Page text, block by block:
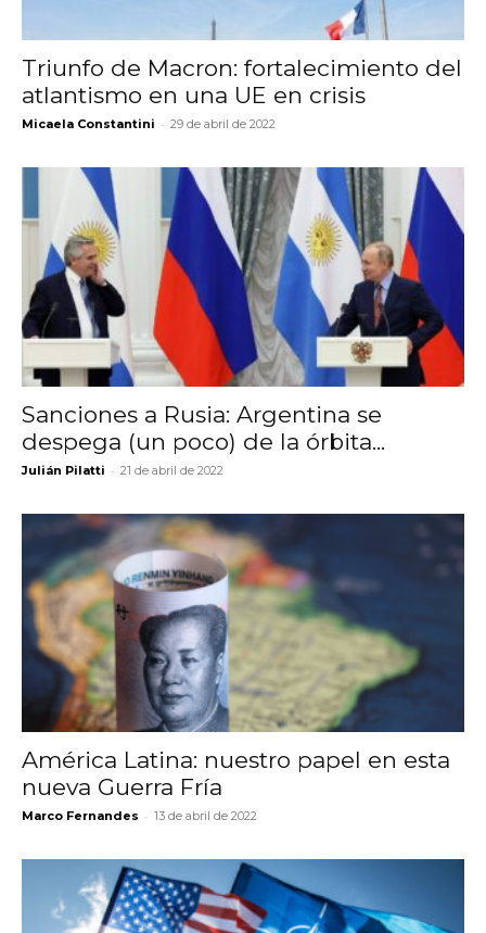
Triunfo de Macron: fortalecimiento del
atlantismo en una UE en crisis
Micaela Constantini - 29 de abril de 2022
Sanciones a Rusia: Argentina se
despega (un poco) de la órbita...
Julián Pilatti - 21 de abril de 2022
América Latina: nuestro papel en esta
nueva Guerra Fría
Marco Fernandes - 13 de abril de 2022